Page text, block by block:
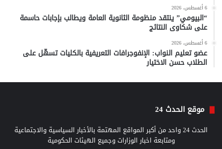
6 أغسطس، 2026
“البيومي” ينتقد منظومة الثانوية العامة ويطالب بإجابات حاسمة
على شكاوى النتائج
6 أغسطس، 2026
عضو تعليم النواب: الإنفوجرافات التعريفية بالكليات تسهّل على
الطلاب حسن الاختيار
موقع الحدث 24
الحدث 24 واحد من أكبر المواقع المهتمة بالأخبار السياسية والاجتماعية
ومتابعة اخبار الوزارات وجميع الهيئات الحكومية